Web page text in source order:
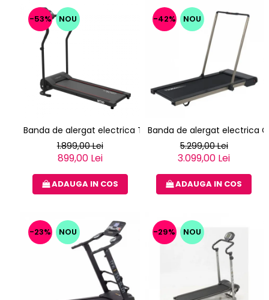
-53% NOU
Banda de alergat electrica TechFit MT80
1.899,00 Lei
899,00 Lei
ADAUGA IN COS
-42% NOU
Banda de alergat electrica
5.299,00 Lei
3.099,00 Lei
ADAUGA IN COS
-23% NOU -29% NOU